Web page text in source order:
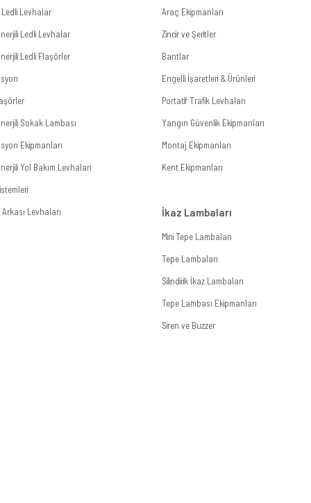
Ledli Levhalar
Ledli Levhalar
Ledli Flaşörler
Sokak Lambası
Ekipmanları
Yol Bakım Levhaları
Levhaları
Araç Ekipmanları
Zincir ve Şeritler
Bantlar
Engelli İşaretleri & Ürünleri
Portatif Trafik Levhaları
Yangın Güvenlik Ekipmanları
Montaj Ekipmanları
Kent Ekipmanları
İkaz Lambaları
Mini Tepe Lambaları
Tepe Lambaları
Silindirik İkaz Lambaları
Tepe Lambası Ekipmanları
Siren ve Buzzer